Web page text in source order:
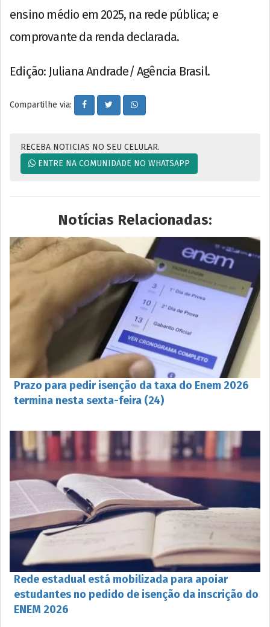
ensino médio em 2025, na rede pública; e
comprovante da renda declarada.
Edição: Juliana Andrade/ Agência Brasil.
Compartilhe via:
RECEBA NOTICIAS NO SEU CELULAR.
ENTRE NA COMUNIDADE NO WHATSAPP
Notícias Relacionadas:
Prazo para pedir isenção da taxa do Enem 2026
termina nesta sexta-feira (24)
Rede estadual está mobilizada para apoiar
estudantes no pedido de isenção da inscrição do
ENEM 2026